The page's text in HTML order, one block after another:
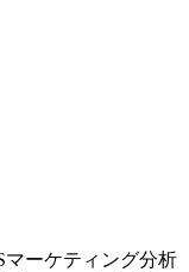
マーケティング分析